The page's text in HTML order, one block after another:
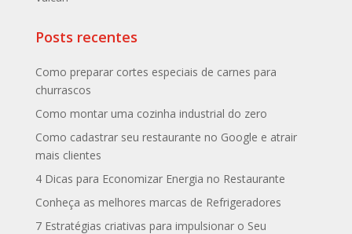
Posts recentes
Como preparar cortes especiais de carnes para
churrascos
Como montar uma cozinha industrial do zero
Como cadastrar seu restaurante no Google e atrair
mais clientes
4 Dicas para Economizar Energia no Restaurante
Conheça as melhores marcas de Refrigeradores
7 Estratégias criativas para impulsionar o Seu